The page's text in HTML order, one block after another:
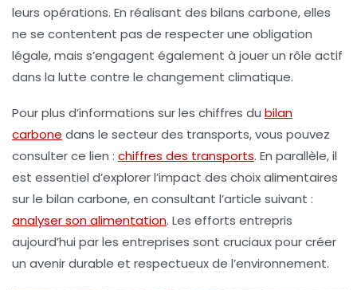
leurs opérations. En réalisant des bilans carbone, elles
ne se contentent pas de respecter une obligation
légale, mais s’engagent également à jouer un rôle actif
dans la lutte contre le changement climatique.
Pour plus d’informations sur les chiffres du bilan
carbone dans le secteur des transports, vous pouvez
consulter ce lien : chiffres des transports. En parallèle, il
est essentiel d’explorer l’impact des choix alimentaires
sur le bilan carbone, en consultant l’article suivant :
analyser son alimentation. Les efforts entrepris
aujourd’hui par les entreprises sont cruciaux pour créer
un avenir durable et respectueux de l’environnement.